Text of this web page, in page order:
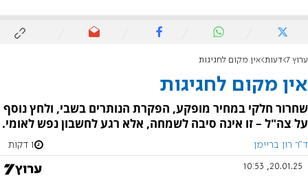
ערוץ 7 דעות אין מקום לחגיגות
אין מקום לחגיגות
שחרור חלקי במחיר מופקע, הפקרת הנותרים בשבי, ולחץ נוסף
על צה"ל – זו אינה סיבה לשמחה, אלא רגע לחשבון נפש לאומי.
ד"ר רון בריימן 1 דקות
20.01.25, 10:53